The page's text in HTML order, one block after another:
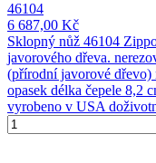
46104
6 687,00 Kč
Sklopný nůž 46104
javorového dřeva.
(přírodní javorové dřevo)
opasek délka čepele 8,2
vyrobeno v USA